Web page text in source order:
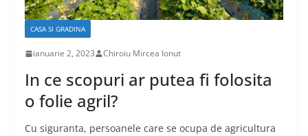
CASA SI GRADINA
ianuarie 2, 2023 Chiroiu Mircea Ionut
In ce scopuri ar putea fi folosita
o folie agril?
Cu siguranta, persoanele care se ocupa de agricultura